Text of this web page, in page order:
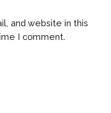
and website in this
I comment.